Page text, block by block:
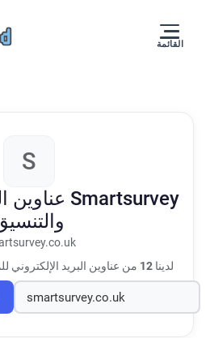
القائمة
S
Smartsurvey عناوين
لدينا12 من عناوين البريد